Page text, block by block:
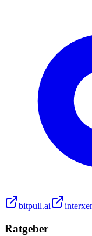
bitpull.ai
Ratgeber